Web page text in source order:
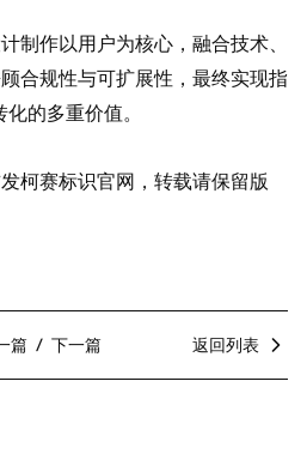
制作以用户为核心，融合技术、
合规性与可扩展性，最终实现指
的多重价值。
柯赛标识官网，转载请保留版
篇 下一篇 返回列表